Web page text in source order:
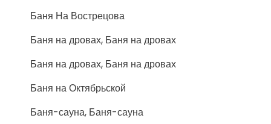
Баня На Вострецова
Баня на дровах, Баня на дровах
Баня на дровах, Баня на дровах
Баня на Октябрьской
Баня-сауна, Баня-сауна